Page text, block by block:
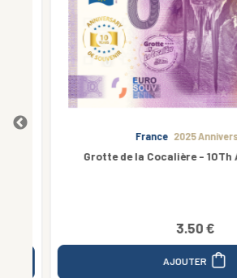
France 2025
Grotte de la Cocalière - 10Th
3.50 €
AJOUTER